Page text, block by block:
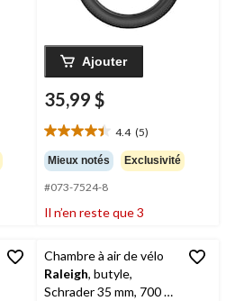
Ajouter
35,99 $
4.4 (5)
4.4
étoile(s)
sur
5.
5
Mieux notés Exclusivité
#073-7524-8
Il n’en reste que 3
Chambre à air de vélo
Raleigh, butyle,
Schrader 35 mm, 700 x